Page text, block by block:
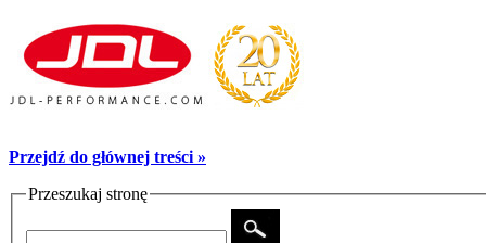
Przejdź do głównej treści »
Przeszukaj stronę